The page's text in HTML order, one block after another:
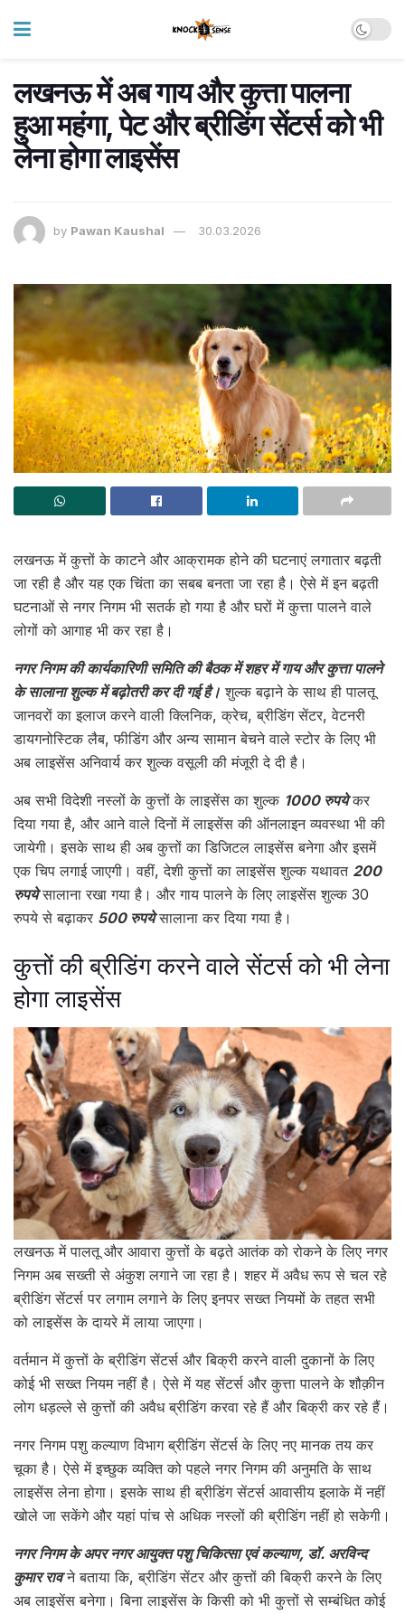
लखनऊ में अब गाय और कुत्ता पालना
हुआ महंगा, पेट और ब्रीडिंग सेंटर्स को भी
लेना होगा लाइसेंस
by Pawan Kaushal 30.03.2026
लखनऊ में कुत्तों के काटने और आक्रामक होने की घटनाएं लगातार बढ़ती
जा रही है और यह एक चिंता का सबब बनता जा रहा है। ऐसे में इन बढ़ती
घटनाओं से नगर निगम भी सतर्क हो गया है और घरों में कुत्ता पालने वाले
लोगों को आगाह भी कर रहा है।
नगर निगम की कार्यकारिणी समिति की बैठक में शहर में गाय और कुत्ता पालने
के सालाना शुल्क में बढ़ोतरी कर दी गई है। शुल्क बढ़ाने के साथ ही पालतू
जानवरों का इलाज करने वाली क्लिनिक, क्रेच, ब्रीडिंग सेंटर, वेटनरी
डायगनोस्टिक लैब, फीडिंग और अन्य सामान बेचने वाले स्टोर के लिए भी
अब लाइसेंस अनिवार्य कर शुल्क वसूली की मंजूरी दे दी है।
अब सभी विदेशी नस्लों के कुत्तों के लाइसेंस का शुल्क 1000 रुपयेकर
दिया गया है, और आने वाले दिनों में लाइसेंस की ऑनलाइन व्यवस्था भी की
जायेगी। इसके साथ ही अब कुत्तों का डिजिटल लाइसेंस बनेगा और इसमें
एक चिप लगाई जाएगी। वहीं, देशी कुत्तों का लाइसेंस शुल्क यथावत 200
रुपयेसालाना रखा गया है। और गाय पालने के लिए लाइसेंस शुल्क 30
रुपये से बढ़ाकर 500 रुपयेसालाना कर दिया गया है।
कुत्तों की ब्रीडिंग करने वाले सेंटर्स को भी लेना
होगा लाइसेंस
लखनऊ में पालतू और आवारा कुत्तों के बढ़ते आतंक को रोकने के लिए नगर
निगम अब सख्ती से अंकुश लगाने जा रहा है। शहर में अवैध रूप से चल रहे
ब्रीडिंग सेंटर्स पर लगाम लगाने के लिए इनपर सख्त नियमों के तहत सभी
को लाइसेंस के दायरे में लाया जाएगा।
वर्तमान में कुत्तों के ब्रीडिंग सेंटर्स और बिक्री करने वाली दुकानों के लिए
कोई भी सख्त नियम नहीं है। ऐसे में यह सेंटर्स और कुत्ता पालने के शौक़ीन
लोग धड़ल्ले से कुत्तों की अवैध ब्रीडिंग करवा रहे हैं और बिक्री कर रहे हैं।
नगर निगम पशु कल्याण विभाग ब्रीडिंग सेंटर्स के लिए नए मानक तय कर
चूका है। ऐसे में इच्छुक व्यक्ति को पहले नगर निगम की अनुमति के साथ
लाइसेंस लेना होगा। इसके साथ ही ब्रीडिंग सेंटर्स आवासीय इलाके में नहीं
खोले जा सकेंगे और यहां पांच से अधिक नस्लों की ब्रीडिंग नहीं हो सकेगी।
नगर निगम के अपर नगर आयुक्त पशु चिकित्सा एवं कल्याण, डॉ. अरविन्द
कुमार रावने बताया कि, ब्रीडिंग सेंटर और कुत्तों की बिक्री करने के लिए
अब लाइसेंस बनेगा। बिना लाइसेंस के किसी को भी कुत्तों से सम्बंधित कोई